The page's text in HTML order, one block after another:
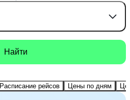
Найти
Расписание рейсов Цены по дням